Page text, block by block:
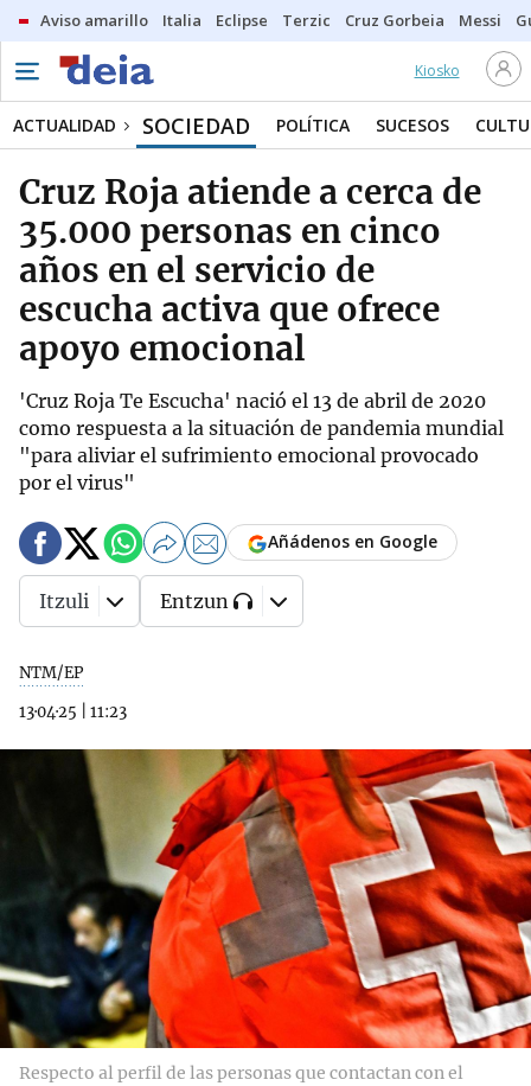
Aviso amarillo Italia Eclipse Terzic Cruz Gorbeia Messi
Kiosko
ACTUALIDAD SOCIEDAD POLÍTICA SUCESOS
Cruz Roja atiende a cerca de
35.000 personas en cinco
años en el servicio de
escucha activa que ofrece
apoyo emocional
'Cruz Roja Te Escucha' nació el 13 de abril de 2020
como respuesta a la situación de pandemia mundial
"para aliviar el sufrimiento emocional provocado
por el virus"
NTM/EP
13·04·25
11:23
Añádenos en Google
Itzuli Entzun
Respecto al perfil de las personas que contactan con el